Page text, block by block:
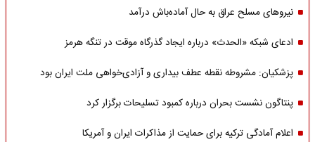
نیروهای مسلح عراق به حال آماده‌باش درآمد
ادعای شبکه «الحدث» درباره ایجاد گذرگاه موقت در تنگه هرمز
پزشکیان: مشروطه نقطه عطف بیداری و آزادی‌خواهی ملت ایران بود
پنتاگون نشست بحران درباره کمبود تسلیحات برگزار کرد
اعلام آمادگی ترکیه برای حمایت از مذاکرات ایران و آمریکا